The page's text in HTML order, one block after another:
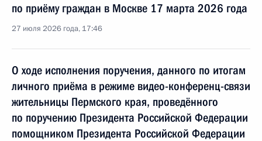
по приёму граждан в Москве 17 марта 2026 года
27 июля 2026 года, 17:46
О ходе исполнения поручения, данного по итогам
личного приёма в режиме видео-конференц-связи
жительницы Пермского края, проведённого
по поручению Президента Российской Федерации
помощником Президента Российской Федерации